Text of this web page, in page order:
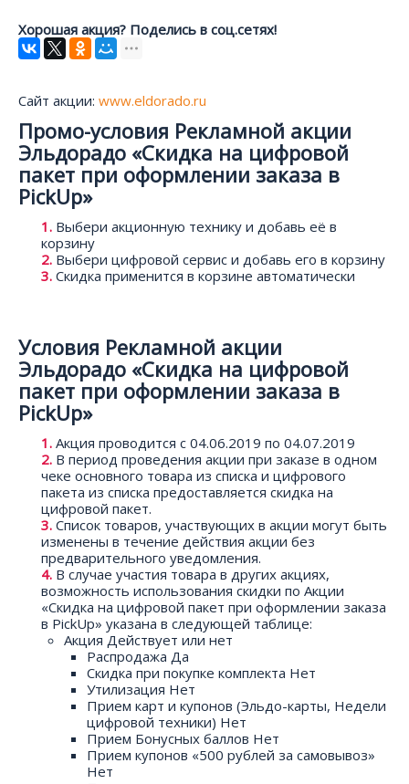
Хорошая акция? Поделись в соц.сетях!
Сайт акции: www.eldorado.ru
Промо-условия Рекламной акции
Эльдорадо «Скидка на цифровой
пакет при оформлении заказа в
PickUp»
Выбери акционную технику и добавь её в
корзину
Выбери цифровой сервис и добавь его в корзину
Скидка применится в корзине автоматически
Условия Рекламной акции
Эльдорадо «Скидка на цифровой
пакет при оформлении заказа в
PickUp»
Акция проводится с 04.06.2019 по 04.07.2019
В период проведения акции при заказе в одном
чеке основного товара из списка и цифрового
пакета из списка предоставляется скидка на
цифровой пакет.
Список товаров, участвующих в акции могут быть
изменены в течение действия акции без
предварительного уведомления.
В случае участия товара в других акциях,
возможность использования скидки по Акции
«Скидка на цифровой пакет при оформлении заказа
в PickUp» указана в следующей таблице:
Акция Действует или нет
Распродажа Да
Скидка при покупке комплекта Нет
Утилизация Нет
Прием карт и купонов (Эльдо-карты, Недели
цифровой техники) Нет
Прием Бонусных баллов Нет
Прием купонов «500 рублей за самовывоз»
Нет